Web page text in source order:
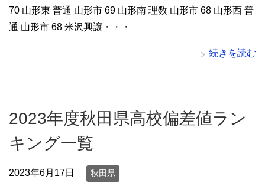
70 山形東 普通 山形市 69 山形南 理数 山形市 68 山形西 普
通 山形市 68 米沢興譲・・・
続きを読む
2023年度秋田県高校偏差値ラン
キング一覧
2023年6月17日 秋田県